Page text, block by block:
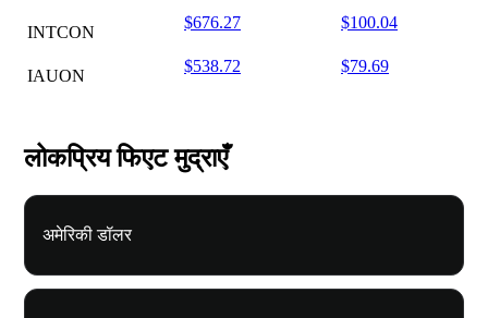
INTCON
$676.27 $100.04
IAUON
$538.72 $79.69
लोकप्रिय फिएट मुद्राएँ
अमेरिकी डॉलर